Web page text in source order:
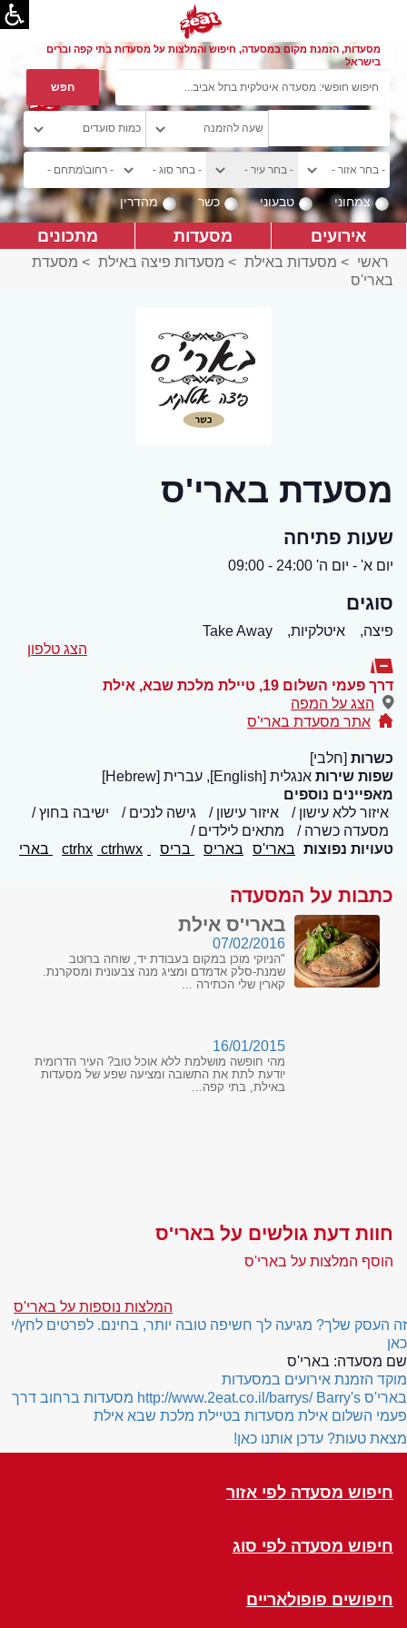
מסעדות, הזמנת מקום במסעדה, חיפוש והמלצות על מסעדות בתי קפה וברים
בישראל
צמחוני טבעוני כשר מהדרין
אירועים מסעדות מתכונים
ראשי > מסעדות באילת > מסעדות פיצה באילת > מסעדת
בארי'ס
מסעדת בארי'ס
שעות פתיחה
יום א' - יום ה' 24:00 - 09:00
סוגים
פיצה, איטלקיות,
Take Away
הצג טלפון
דרך פעמי השלום 19, טיילת מלכת שבא , אילת
הצג על המפה
אתר מסעדת בארי'ס
כשרות [חלבי]
שפות שירות אנגלית [English], עברית [Hebrew]
מאפיינים נוספים
איזור ללא עישון
איזור עישון גישה לנכים
ישיבה בחוץ
מסעדה כשרה
מתאים לילדים
טעויות נפוצות בארי'ס באריס בריס ctrhwx בארי
כתבות על המסעדה
בארי'ס אילת
07/02/2016
"הניוקי מוכן במקום בעבודת יד, שוחה ברוטב
שמנת-סלק אדמדם ומציג מנה צבעונית ומסקרנת.
קארין שלי הכתירה ...
16/01/2015
מהי חופשה מושלמת ללא אוכל טוב? העיר הדרומית
יודעת לתת את התשובה ומציעה שפע של מסעדות
באילת, בתי קפה...
חוות דעת גולשים על בארי'ס
הוסף המלצות על בארי'ס
המלצות נוספות על בארי'ס
זה העסק שלך? מגיעה לך חשיפה טובה יותר, בחינם. לפרטים לחץ/י
כאן
שם מסעדה: בארי'ס
מוקד הזמנת אירועים במסעדות
בארי'ס
http://www.2eat.co.il/barrys/ Barry's
מסעדות ברחוב דרך
פעמי השלום אילת מסעדות בטיילת מלכת שבא אילת
מצאת טעות? עדכן אותנו כאן!
חיפוש מסעדה לפי אזור
חיפוש מסעדה לפי סוג
חיפושים פופולאריים